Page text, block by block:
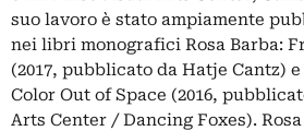
suo lavoro è stato ampiamente
nei libri monografici Rosa Barba:
(2017, pubblicato da Hatje Cantz) e
Color Out of Space (2016,
Arts Center / Dancing Foxes).